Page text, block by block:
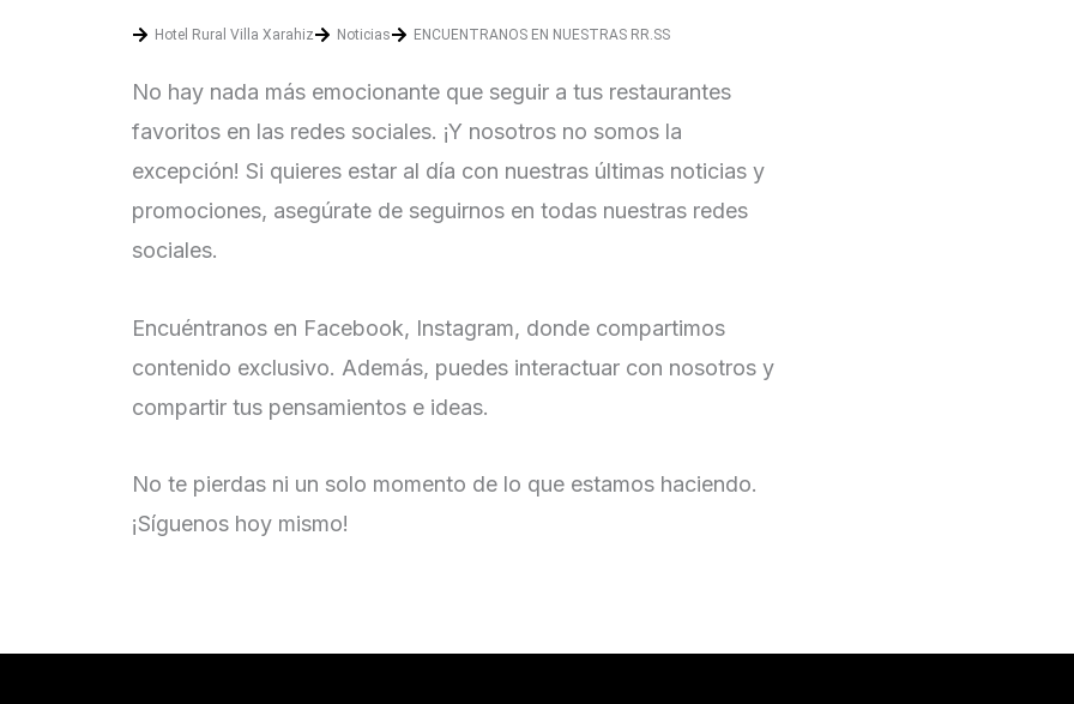
Hotel Rural Villa Xarahiz Noticias ENCUENTRANOS EN NUESTRAS RR.SS
No hay nada más emocionante que seguir a tus restaurantes
favoritos en las redes sociales. ¡Y nosotros no somos la
excepción! Si quieres estar al día con nuestras últimas noticias y
promociones, asegúrate de seguirnos en todas nuestras redes
sociales.
Encuéntranos en Facebook, Instagram, donde compartimos
contenido exclusivo. Además, puedes interactuar con nosotros y
compartir tus pensamientos e ideas.
No te pierdas ni un solo momento de lo que estamos haciendo.
¡Síguenos hoy mismo!